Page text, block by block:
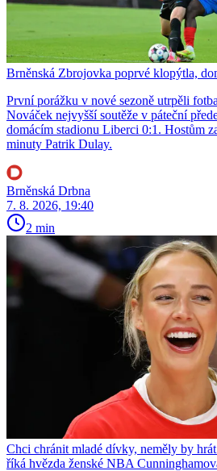
Brněnská Zbrojovka poprvé klopýtla,
První porážku v nové sezoně utrpěli
Nováček nejvyšší soutěže v páteční
domácím stadionu Liberci 0:1. Hostům
minuty Patrik Dulay.
Brněnská Drbna
7. 8. 2026, 19:40
2 min
Chci chránit mladé dívky, neměly by
říká hvězda ženské NBA